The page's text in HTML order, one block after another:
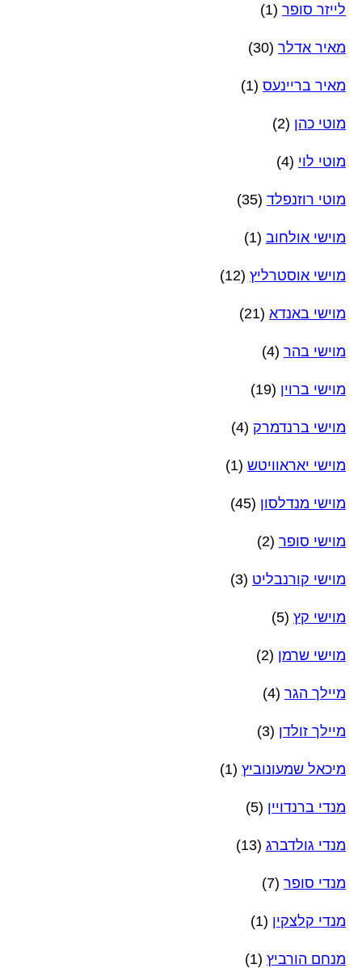
לייזר סופר (1)
מאיר אדלר (30)
מאיר בריינעס (1)
מוטי כהן (2)
מוטי לוי (4)
מוטי רוזנפלד (35)
מוישי אולחוב (1)
מוישי אוסטרליץ (12)
מוישי באנדא (21)
מוישי בהר (4)
מוישי ברוין (19)
מוישי ברנדמרק (4)
מוישי יאראוויטש (1)
מוישי מנדלסון (45)
מוישי סופר (2)
מוישי קורנבליט (3)
מוישי קץ (5)
מוישי שרמן (2)
מיילך הגר (4)
מיילך זולדן (3)
מיכאל שמעונוביץ (1)
מנדי ברנדויין (5)
מנדי גולדברג (13)
מנדי סופר (7)
מנדי קלצקין (1)
מנחם הורביץ (1)